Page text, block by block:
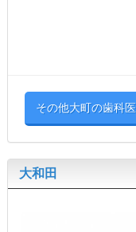
その他大町の歯科
大和田